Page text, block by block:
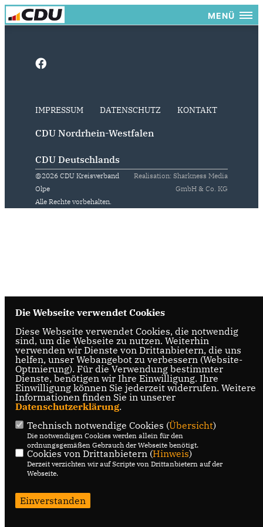
MENÜ
IMPRESSUM DATENSCHUTZ KONTAKT
CDU Nordrhein-Westfalen
CDU Deutschlands
@2026 CDU Kreisverband
Olpe
Alle Rechte vorbehalten.
Realisation: Sharkness Media
GmbH & Co. KG
Die Webseite verwendet Cookies
Diese Webseite verwendet Cookies, die notwendig
sind, um die Webseite zu nutzen. Weiterhin
verwenden wir Dienste von Drittanbietern, die uns
helfen, unser Webangebot zu verbessern (Website-
Optmierung). Für die Verwendung bestimmter
Dienste, benötigen wir Ihre Einwilligung. Ihre
Einwilligung können Sie jederzeit widerrufen. Weitere
Informationen finden Sie in unserer
Datenschutzerklärung.
Technisch notwendige Cookies (Übersicht)
Die notwendigen Cookies werden allein für den
ordnungsgemäßen Gebrauch der Webseite benötigt.
Cookies von Drittanbietern (Hinweis)
Derzeit verzichten wir auf Scripte von Drittanbietern auf der
Webseite.
Einverstanden